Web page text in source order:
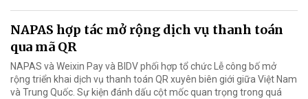
NAPAS hợp tác mở rộng dịch vụ thanh toán
qua mã QR
NAPAS và Weixin Pay và BIDV phối hợp tổ chức Lễ công bố mở
rộng triển khai dịch vụ thanh toán QR xuyên biên giới giữa Việt Nam
và Trung Quốc. Sự kiện đánh dấu cột mốc quan trọng trong quá